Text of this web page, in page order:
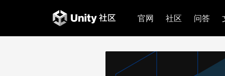
官网 社区 问答